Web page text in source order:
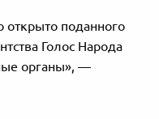
открыто поданного
Голос Народа
органы», —